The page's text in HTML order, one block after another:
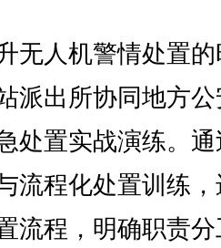
人机警情处置的
派出所协同地方
处置实战演练。
流程化处置训练
流程，明确职责